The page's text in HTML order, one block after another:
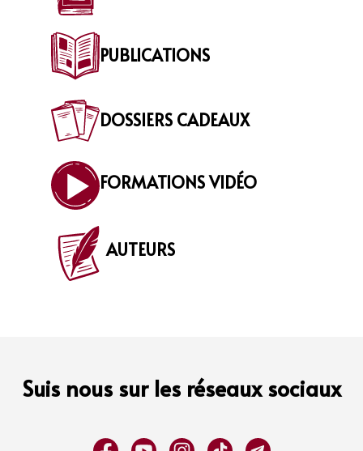
PUBLICATIONS
DOSSIERS CADEAUX
FORMATIONS VIDÉO
AUTEURS
Suis nous sur les réseaux sociaux